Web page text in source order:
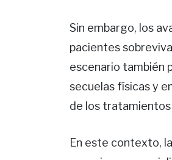
Sin embargo, los
pacientes
escenario también
secuelas físicas y
de los
En este contexto, la